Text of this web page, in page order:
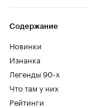
Содержание
Новинки
Изнанка
Легенды 90-х
Что там у них
Рейтинги